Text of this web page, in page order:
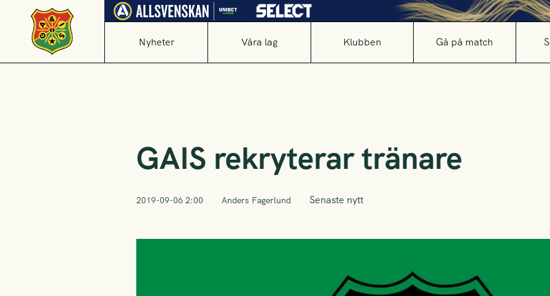
Nyheter Våra lag Klubben Gå på match
GAIS rekryterar tränare
2019-09-06 2:00 Anders Fagerlund Senaste nytt